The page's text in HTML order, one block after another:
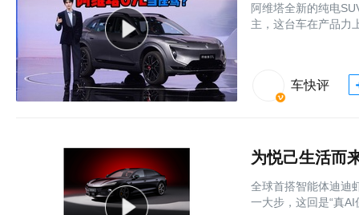
阿维塔全新的纯电
主，这台车在产品力
车快评
为悦己生活而
全球首搭智能体迪迪
一大步，这回是“真AI